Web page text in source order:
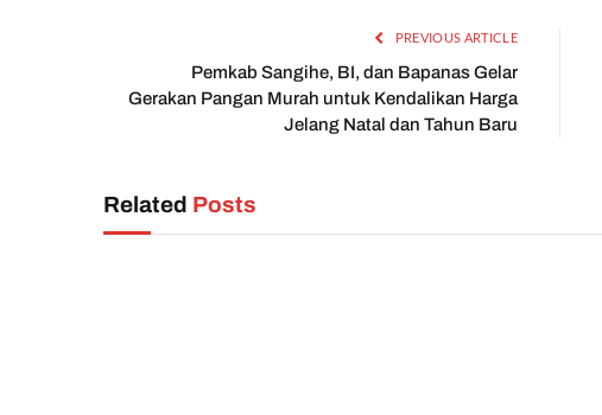
PREVIOUS ARTICLE
Pemkab Sangihe, BI, dan Bapanas Gelar
Gerakan Pangan Murah untuk Kendalikan Harga
Jelang Natal dan Tahun Baru
Related Posts